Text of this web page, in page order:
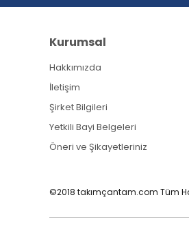
Kurumsal
Hakkımızda
İletişim
Şirket Bilgileri
Yetkili Bayi Belgeleri
Öneri ve Şikayetleriniz
©2018 takımçantam.com Tüm